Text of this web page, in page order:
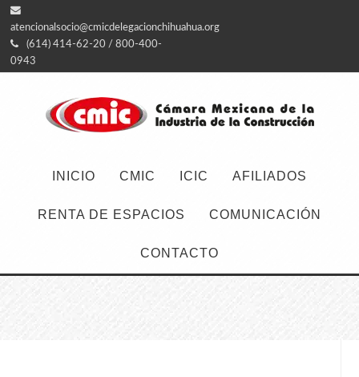
atencionalsocio@cmicdelegacionchihuahua.org
(614) 414-62-20 / 800-400-
0943
INICIO CMIC ICIC AFILIADOS
RENTA DE ESPACIOS COMUNICACIÓN
CONTACTO